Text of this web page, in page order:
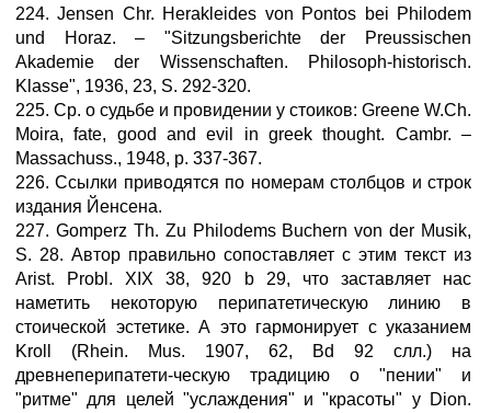
224. Jensen Chr. Herakleides von Pontos bei Philodem
und Horaz. – "Sitzungsberichte der Preussischen
Akademie der Wissenschaften. Philosoph-historisch.
Klasse", 1936, 23, S. 292-320.
225. Ср. о судьбе и провидении у стоиков: Greene W.Ch.
Moira, fate, good and evil in greek thought. Cambr. –
Massachuss., 1948, p. 337-367.
226. Ссылки приводятся по номерам столбцов и строк
издания Йенсена.
227. Gomperz Th. Zu Philodems Buchern von der Musik,
S. 28. Автор правильно сопоставляет с этим текст из
Arist. Probl. XIX 38, 920 b 29, что заставляет нас
наметить некоторую перипатетическую линию в
стоической эстетике. А это гармонирует с указанием
Kroll (Rhein. Mus. 1907, 62, Bd 92 слл.) на
древнеперипатети-ческую традицию о "пении" и
"ритме" для целей "услаждения" и "красоты" у Dion.